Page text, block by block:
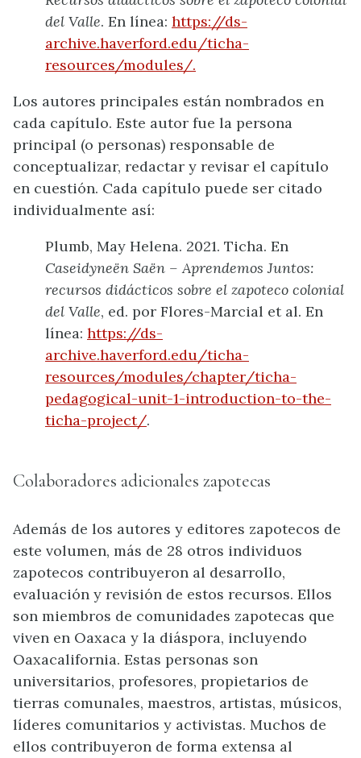
del Valle. En línea: https://ds-
archive.haverford.edu/ticha-
resources/modules/.
Los autores principales están nombrados en
cada capítulo. Este autor fue la persona
principal (o personas) responsable de
conceptualizar, redactar y revisar el capítulo
en cuestión. Cada capítulo puede ser citado
individualmente así:
Plumb, May Helena. 2021. Ticha. En
Caseidyneën Saën – Aprendemos Juntos:
recursos didácticos sobre el zapoteco colonial
del Valle, ed. por Flores-Marcial et al. En
línea: https://ds-
archive.haverford.edu/ticha-
resources/modules/chapter/ticha-
pedagogical-unit-1-introduction-to-the-
ticha-project/.
Colaboradores adicionales zapotecas
Además de los autores y editores zapotecos de
este volumen, más de 28 otros individuos
zapotecos contribuyeron al desarrollo,
evaluación y revisión de estos recursos. Ellos
son miembros de comunidades zapotecas que
viven en Oaxaca y la diáspora, incluyendo
Oaxacalifornia. Estas personas son
universitarios, profesores, propietarios de
tierras comunales, maestros, artistas, músicos,
líderes comunitarios y activistas. Muchos de
ellos contribuyeron de forma extensa al